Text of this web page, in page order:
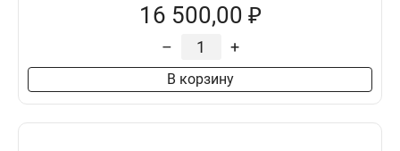
16 500,00 ₽
– +
В корзину